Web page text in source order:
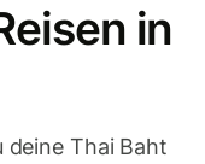
in
Thai Baht